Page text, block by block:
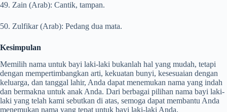
49. Zain (Arab): Cantik, tampan.
50. Zulfikar (Arab): Pedang dua mata.
Kesimpulan
Memilih nama untuk bayi laki-laki bukanlah hal yang mudah, tetapi
dengan mempertimbangkan arti, kekuatan bunyi, kesesuaian dengan
keluarga, dan tanggal lahir, Anda dapat menemukan nama yang indah
dan bermakna untuk anak Anda. Dari berbagai pilihan nama bayi laki-
laki yang telah kami sebutkan di atas, semoga dapat membantu Anda
menemukan nama yang tepat untuk bayi laki-laki Anda.